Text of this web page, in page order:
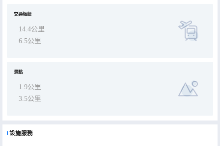
交通樞紐
14.4公里
6.5公里
景點
1.9公里
3.5公里
設施服務